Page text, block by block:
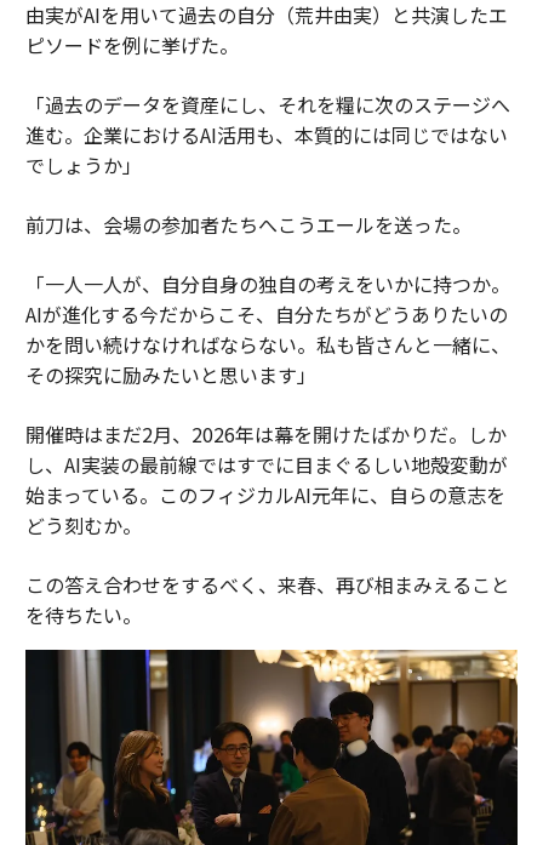
由実がAIを用いて過去の自分（荒井由実）と共演したエ
ピソードを例に挙げた。
「過去のデータを資産にし、それを糧に次のステージへ
進む。企業におけるAI活用も、本質的には同じではない
でしょうか」
前刀は、会場の参加者たちへこうエールを送った。
「一人一人が、自分自身の独自の考えをいかに持つか。
AIが進化する今だからこそ、自分たちがどうありたいの
かを問い続けなければならない。私も皆さんと一緒に、
その探究に励みたいと思います」
開催時はまだ2月、2026年は幕を開けたばかりだ。しか
し、AI実装の最前線ではすでに目まぐるしい地殻変動が
始まっている。このフィジカルAI元年に、自らの意志を
どう刻むか。
この答え合わせをするべく、来春、再び相まみえること
を待ちたい。